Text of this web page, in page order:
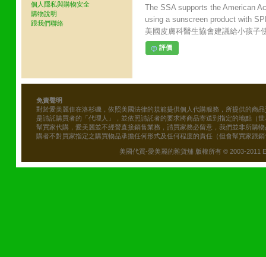
The SSA supports the American
using a sunscreen product with
美國皮膚科醫生協會建議給小孩子
評價
個人隱私與購物安全
購物說明
跟我們聯絡
免責聲明
對於愛美麗住在洛杉磯，依照美國法律的規範提供個人代購服務，所提供的商
是請託購買者的「代理人」，並依照請託者的要求將商品寄送到指定的地點（
幫買家代購，愛美麗並不經營直接銷售業務，請買家務必留意，我們並非所購
購者不對買家指定之購買物品承擔任何形式及任何程度的責任（但會幫買家跟
美國代買-愛美麗的雜貨舖 版權所有 © 2003-2011